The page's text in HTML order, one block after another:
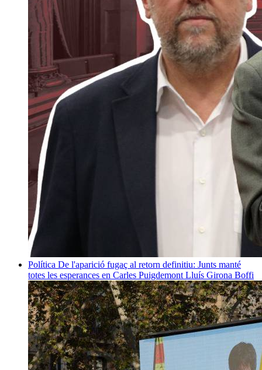
Política De l'aparició fugaç al retorn definitiu: Junts manté
totes les esperances en Carles Puigdemont Lluís Girona Boffi